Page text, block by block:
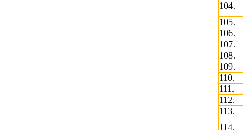
104.
105.
106.
107.
108.
109.
110.
111.
112.
113.
114.